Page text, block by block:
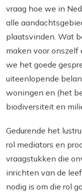
vraag hoe we in
alle
plaatsvinden. Wat
maken voor onszelf
we het goede
uiteenlopende
woningen en (het
biodiversiteit en
Gedurende het
rol mediators en
vraagstukken die
inrichten van de
nodig is om die rol